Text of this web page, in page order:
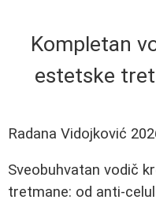
Kompletan
estetske
Radana Vidojković
Sveobuhvatan vodič
tretmane: od anti-